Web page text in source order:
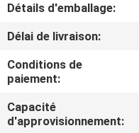
DE
L'USINE
CONTRÔLE
QUALITÉ
Détails d'emballage:
Délai de livraison:
Conditions de
paiement:
Capacité
d'approvisionnement: